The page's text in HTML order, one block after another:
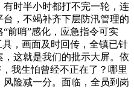
时半小时都打不完一轮，连
，不竭补齐下层防汛管理的
前哨”感化，应急指令可实
，画面及时回传，全镇已针
这就是我们的批示大屏。依
我生怕曾经不正在了？哪里
险减一分。面临，全员到岗